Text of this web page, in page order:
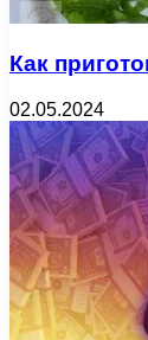
Как
02.05.2024